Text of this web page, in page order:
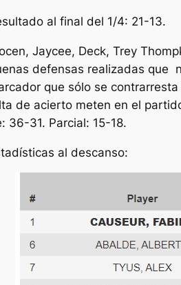
al final del 1/4: 21-13.
Jaycee, Deck, Trey
defensas realizadas que
que sólo se
de acierto meten en el
36-31. Parcial: 15-18.
al descanso: